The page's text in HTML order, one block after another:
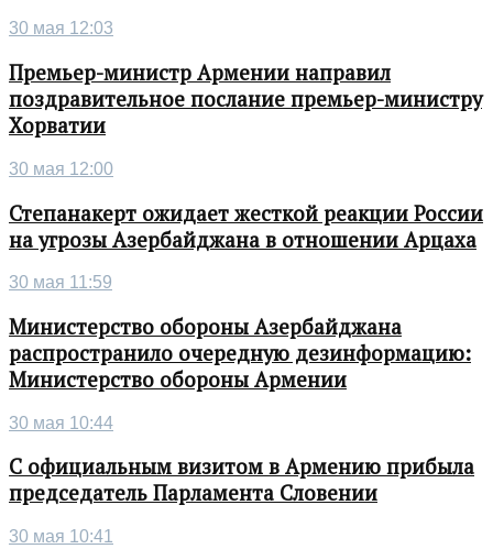
30 мая 12:03
Премьер-министр Армении направил
поздравительное послание премьер-министру
Хорватии
30 мая 12:00
Степанакерт ожидает жесткой реакции России
на угрозы Азербайджана в отношении Арцаха
30 мая 11:59
Министерство обороны Азербайджана
распространило очередную дезинформацию:
Министерство обороны Армении
30 мая 10:44
С официальным визитом в Армению прибыла
председатель Парламента Словении
30 мая 10:41